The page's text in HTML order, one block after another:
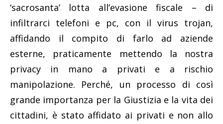
‘sacrosanta’ lotta all’evasione fiscale – di
infiltrarci telefoni e pc, con il virus trojan,
affidando il compito di farlo ad aziende
esterne, praticamente mettendo la nostra
privacy in mano a privati e a rischio
manipolazione. Perché, un processo di così
grande importanza per la Giustizia e la vita dei
cittadini, è stato affidato ai privati e non allo